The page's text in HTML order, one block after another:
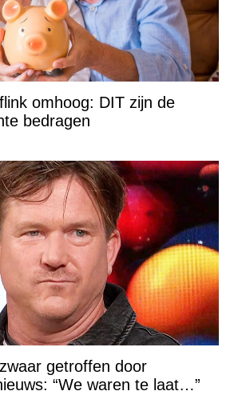
omhoog: DIT zijn de
bedragen
getroffen door
“We waren te laat…”